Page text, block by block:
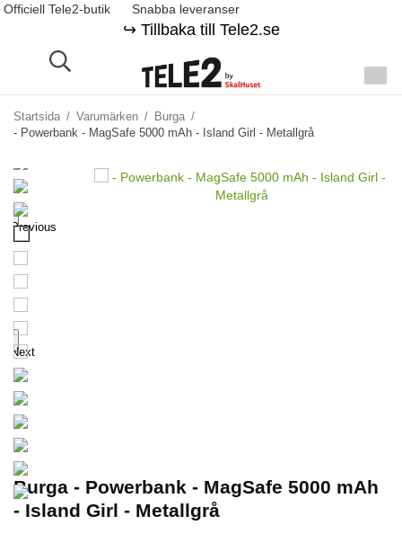
Officiell Tele2-butik Snabba leveranser
↪️ Tillbaka till Tele2.se
Startsida / Varumärken / Burga /
- Powerbank - MagSafe 5000 mAh - Island Girl - Metallgrå
Previous
Next
Burga - Powerbank - MagSafe 5000 mAh
- Island Girl - Metallgrå